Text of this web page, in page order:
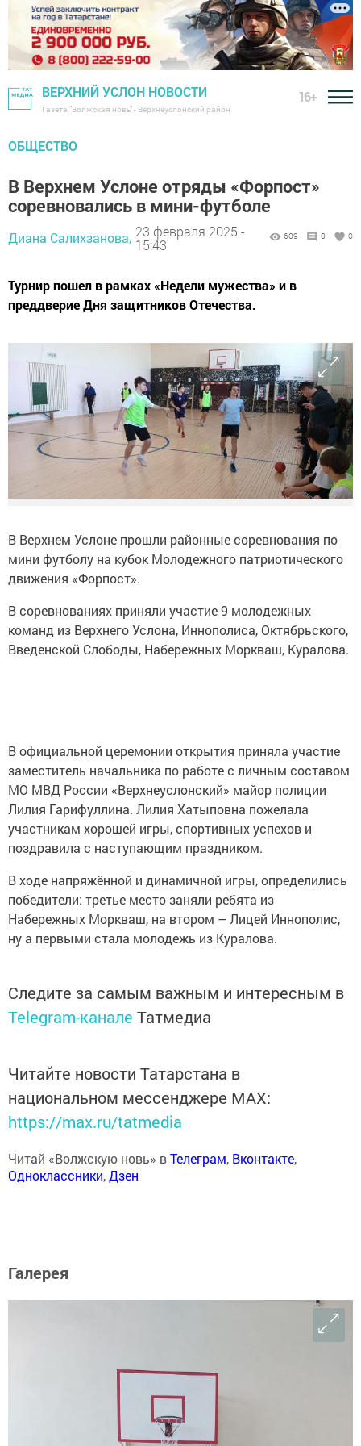
ВЕРХНИЙ УСЛОН НОВОСТИ
Газета "Волжская новь" - Верхнеуслонский район
16+
ОБЩЕСТВО
В Верхнем Услоне отряды «Форпост»
соревновались в мини-футболе
Диана Салихзанова, 23 февраля 2025 -
15:43
609 0 0
Турнир пошел в рамках «Недели мужества» и в
преддверие Дня защитников Отечества.
В Верхнем Услоне прошли районные соревнования по
мини футболу на кубок Молодежного патриотического
движения «Форпост».
В соревнованиях приняли участие 9 молодежных
команд из Верхнего Услона, Иннополиса, Октябрьского,
Введенской Слободы, Набережных Моркваш, Куралова.
В официальной церемонии открытия приняла участие
заместитель начальника по работе с личным составом
МО МВД России «Верхнеуслонский» майор полиции
Лилия Гарифуллина. Лилия Хатыповна пожелала
участникам хорошей игры, спортивных успехов и
поздравила с наступающим праздником.
В ходе напряжённой и динамичной игры, определились
победители: третье место заняли ребята из
Набережных Моркваш, на втором – Лицей Иннополис,
ну а первыми стала молодежь из Куралова.
Следите за самым важным и интересным в
Telegram-канале Татмедиа
Читайте новости Татарстана в
национальном мессенджере MАХ:
https://max.ru/tatmedia
Читай «Волжскую новь» вТелеграм, Вконтакте,
Одноклассники,Дзен
Галерея